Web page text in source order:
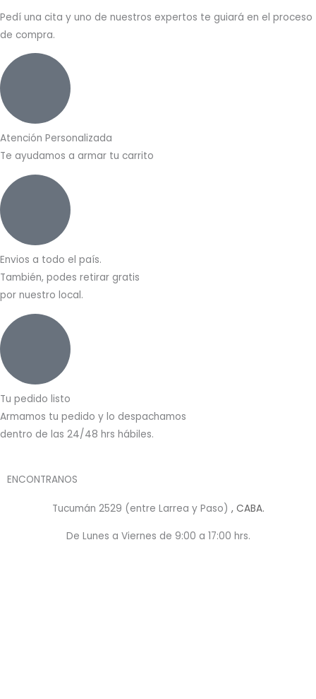
Pedí una cita y uno de nuestros expertos te guiará en el proceso
de compra.
Atención Personalizada
Te ayudamos a armar tu carrito
Envios a todo el país.
También, podes retirar gratis
por nuestro local.
Tu pedido listo
Armamos tu pedido y lo despachamos
dentro de las 24/48 hrs hábiles.
ENCONTRANOS
Tucumán 2529 (entre Larrea y Paso) , CABA.
De Lunes a Viernes de 9:00 a 17:00 hrs.